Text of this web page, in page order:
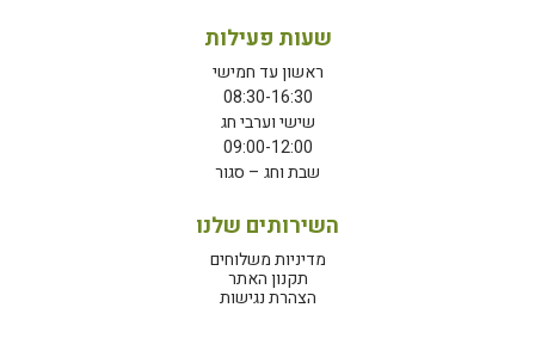
שעות פעילות
ראשון עד חמישי
08:30-16:30
שישי וערבי חג
09:00-12:00
שבת וחג – סגור
השירותים שלנו
מדיניות משלוחים
תקנון האתר
הצהרת נגישות